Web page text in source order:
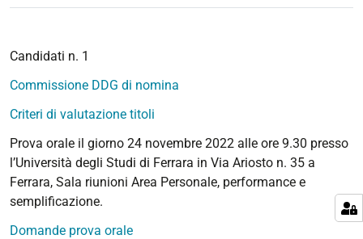
Candidati n. 1
Commissione DDG di nomina
Criteri di valutazione titoli
Prova orale il giorno 24 novembre 2022 alle ore 9.30 presso
l’Università degli Studi di Ferrara in Via Ariosto n. 35 a
Ferrara, Sala riunioni Area Personale, performance e
semplificazione.
Domande prova orale